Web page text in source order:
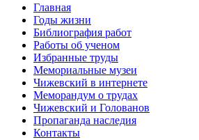
Главная
Годы жизни
Библиография работ
Работы об ученом
Избранные труды
Мемориальные музеи
Чижевский в интернете
Меморандум о трудах
Чижевский и Голованов
Пропаганда наследия
Контакты